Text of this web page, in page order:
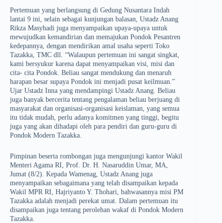
Pertemuan yang berlangsung di Gedung Nusantara Indah
lantai 9 ini, selain sebagai kunjungan balasan, Ustadz Anang
Rikza Masyhadi juga menyampaikan upaya-upaya untuk
mewujudkan kemandirian dan memajukan Pondok Pesantren
kedepannya, dengan mendirikan amal usaha seperti Toko
Tazakka, TMC dll. “Walaupun pertemuan ini sangat singkat,
kami bersyukur karena dapat menyampaikan visi, misi dan
cita- cita Pondok. Beliau sangat mendukung dan menaruh
harapan besar supaya Pondok ini menjadi pusat keilmuan.”
Ujar Ustadz Inna yang mendampingi Ustadz Anang. Beliau
juga banyak bercerita tentang pengalaman beliau berjuang di
masyarakat dan organisasi-organisasi keislaman, yang semua
itu tidak mudah, perlu adanya komitmen yang tinggi, begitu
juga yang akan dihadapi oleh para pendiri dan guru-guru di
Pondok Modern Tazakka.
Pimpinan beserta rombongan juga mengunjungi kantor Wakil
Menteri Agama RI, Prof. Dr. H. Nasaruddin Umar, MA,
Jumat (8/2). Kepada Wamenag, Ustadz Anang juga
menyampaikan sebagaimana yang telah disampaikan kepada
Wakil MPR RI, Hajriyanto Y. Thohari, bahwasannya misi PM
Tazakka adalah menjadi perekat umat. Dalam pertemuan itu
disampaikan juga tentang perolehan wakaf di Pondok Modern
Tazakka.